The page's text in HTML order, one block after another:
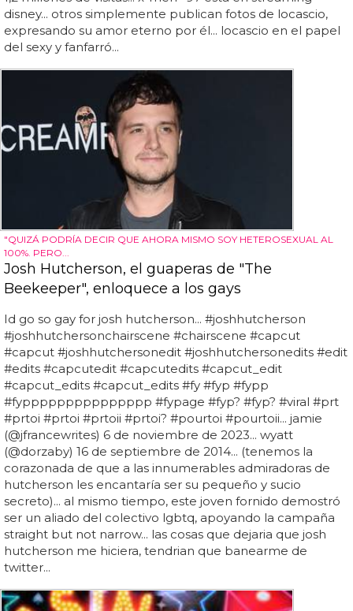
disney... otros simplemente publican fotos de locascio,
expresando su amor eterno por él... locascio en el papel
del sexy y fanfarró...
"QUIZÁ PODRÍA DECIR QUE AHORA MISMO SOY HETEROSEXUAL AL
100%. PERO...
Josh Hutcherson, el guaperas de "The
Beekeeper", enloquece a los gays
Id go so gay for josh hutcherson... #joshhutcherson
#joshhutchersonchairscene #chairscene #capcut
#capcut #joshhutchersonedit #joshhutchersonedits #edit
#edits #capcutedit #capcutedits #capcut_edit
#capcut_edits #capcut_edits #fy #fyp #fypp
#fyppppppppppppppp #fypage #fyp? #fyp? #viral #prt
#prtoi #prtoi #prtoii #prtoi? #pourtoi #pourtoii... jamie
(@jfrancewrites) 6 de noviembre de 2023... wyatt
(@dorzaby) 16 de septiembre de 2014... (tenemos la
corazonada de que a las innumerables admiradoras de
hutcherson les encantaría ser su pequeño y sucio
secreto)... al mismo tiempo, este joven fornido demostró
ser un aliado del colectivo lgbtq, apoyando la campaña
straight but not narrow... las cosas que dejaria que josh
hutcherson me hiciera, tendrian que banearme de
twitter...